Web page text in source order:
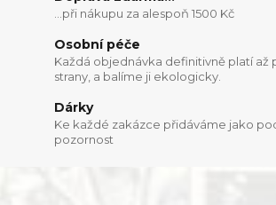
...při nákupu za alespoň 1500 Kč
Osobní péče
Každá objednávka definitivně platí až
strany, a balíme ji ekologicky.
Dárky
Ke každé zakázce přidáváme jako
pozornost